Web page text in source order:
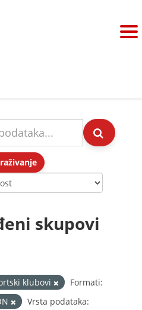
skupovi
klubovi
Formati:
Vrsta podataka: